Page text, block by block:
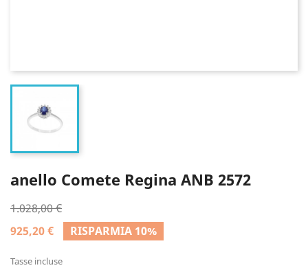
anello Comete Regina ANB 2572
1.028,00 €
925,20 €
RISPARMIA 10%
Tasse incluse